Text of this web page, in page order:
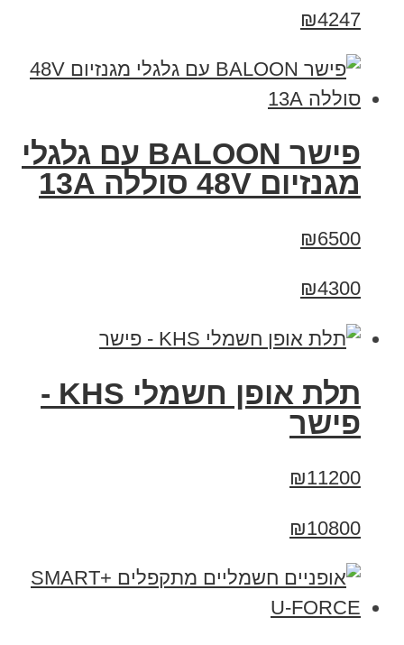
₪4247
פישר BALOON עם גלגלי
מגנזיום 48V סוללה 13A
₪6500
₪4300
תלת אופן חשמלי KHS -
פישר
₪11200
₪10800